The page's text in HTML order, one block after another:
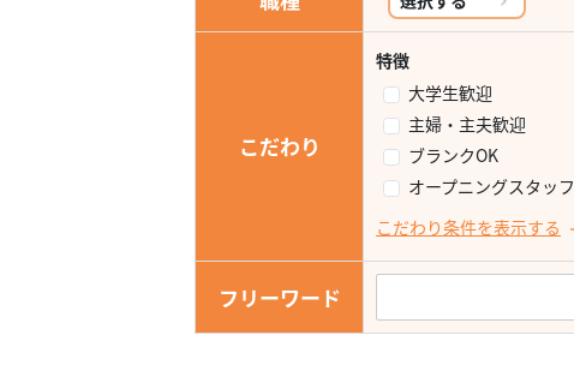
こだわり
特徴
大学生歓迎
主婦・主夫歓迎
ブランクOK
オープニングスタッフ
こだわり条件を表示する
フリーワード